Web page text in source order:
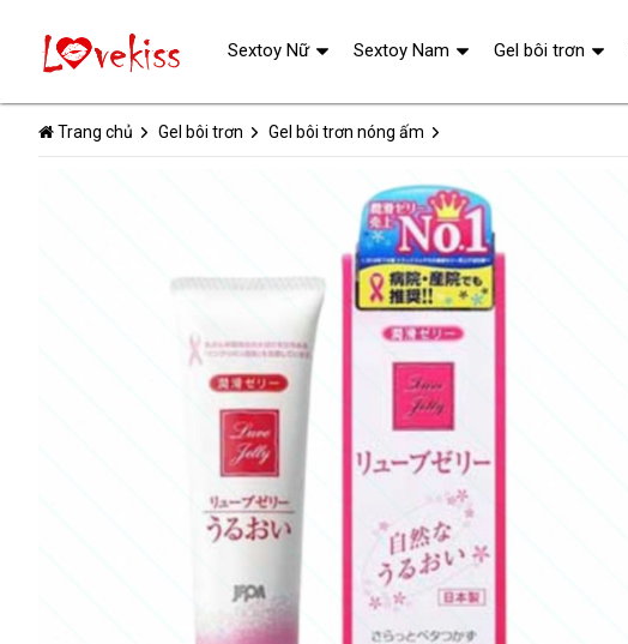
Trang chủ Gel bôi trơn Gel bôi trơn nóng ấm
Sextoy Nữ Sextoy Nam Gel bôi trơn